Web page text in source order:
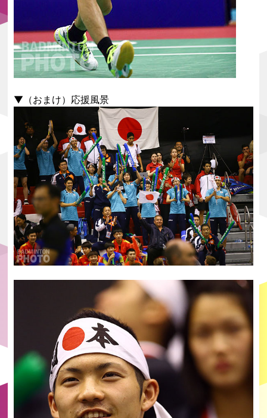
▼（おまけ）応援風景